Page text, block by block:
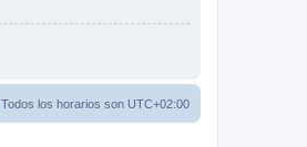
Todos los horarios son UTC+02:00